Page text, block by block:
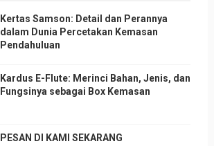
Kertas Samson: Detail dan Perannya
dalam Dunia Percetakan Kemasan
Pendahuluan
Kardus E-Flute: Merinci Bahan, Jenis, dan
Fungsinya sebagai Box Kemasan
PESAN DI KAMI SEKARANG